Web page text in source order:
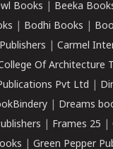
Books Beeka
Bodhi Books
Carmel
Of Architecture
Pvt Ltd
Dreams
Frames 25
Green Pepper